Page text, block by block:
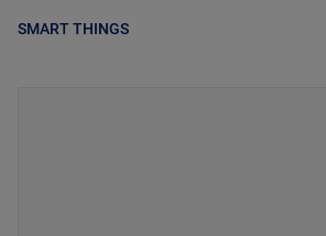
SMART THINGS